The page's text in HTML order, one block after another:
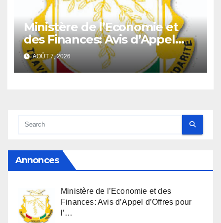
Ministère de l’Economie et
des Finances: Avis d’Appel
d’Offres pour l’Achat de
matériels informatiques en
faveur de la Direction
AOÛT 7, 2026
Annonces
Ministère de l’Economie et des
Finances: Avis d’Appel d’Offres pour
l’…